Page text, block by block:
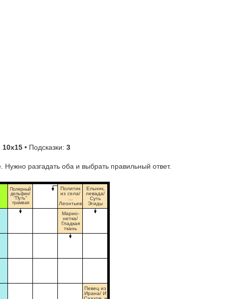
10х15 • Подсказки:3
разгадать оба и выбрать правильный ответ.
Полярный
дельфин/
"Путь"
трамвая
Политик
из села/
Леонтьев
Ельник,
левада/
Суть
Эгиды
Марио-
нетка/
Гладкая
ткань
Певец из
Ирана/ И